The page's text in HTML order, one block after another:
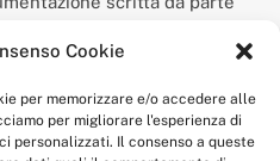
Cookie
per memorizzare e/o accedere alle
per migliorare l'esperienza di
personalizzati. Il consenso a queste
presso l’Ufficio Italiano
del 9 febbraio 2017.